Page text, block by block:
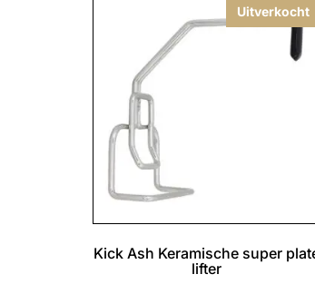
Uitverkocht
Kick Ash Keramische super
lifter